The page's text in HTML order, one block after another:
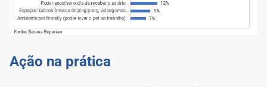
Ação na prática